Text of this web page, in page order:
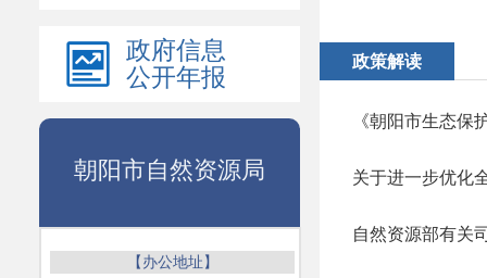
政府信息
公开年报
朝阳市自然资源局
【办公地址】
政策解读
关于进一步优化